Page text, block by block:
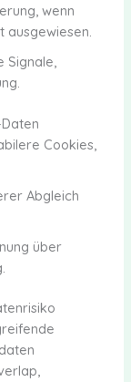
wenn
Signale,
Cookies,
Abgleich
über